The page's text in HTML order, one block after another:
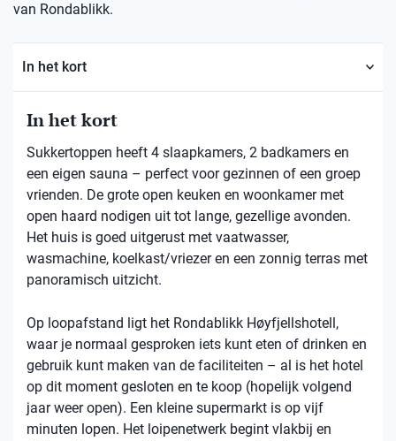
van Rondablikk.
In het kort
In het kort
Sukkertoppen heeft 4 slaapkamers, 2 badkamers en
een eigen sauna – perfect voor gezinnen of een groep
vrienden. De grote open keuken en woonkamer met
open haard nodigen uit tot lange, gezellige avonden.
Het huis is goed uitgerust met vaatwasser,
wasmachine, koelkast/vriezer en een zonnig terras met
panoramisch uitzicht.
Op loopafstand ligt het Rondablikk Høyfjellshotell,
waar je normaal gesproken iets kunt eten of drinken en
gebruik kunt maken van de faciliteiten – al is het hotel
op dit moment gesloten en te koop (hopelijk volgend
jaar weer open). Een kleine supermarkt is op vijf
minuten lopen. Het loipenetwerk begint vlakbij en